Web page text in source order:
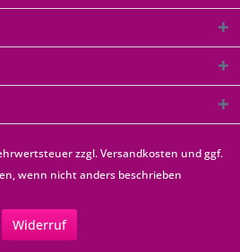
zzgl.Versandkosten und ggf.
wenn nicht anders beschrieben
Widerruf